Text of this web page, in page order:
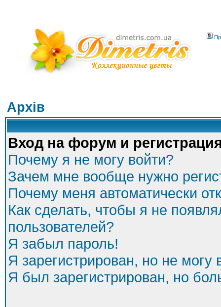
Архів
Вход на форум и
Почему я не могу войти?
Зачем мне вообще нужно
Почему меня автоматически
Как сделать, чтобы я не
пользователей?
Я забыл пароль!
Я зарегистрирован, но не могу
Я был зарегистрирован, но